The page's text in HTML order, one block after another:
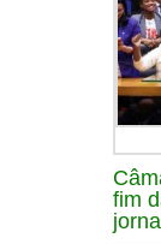
fim